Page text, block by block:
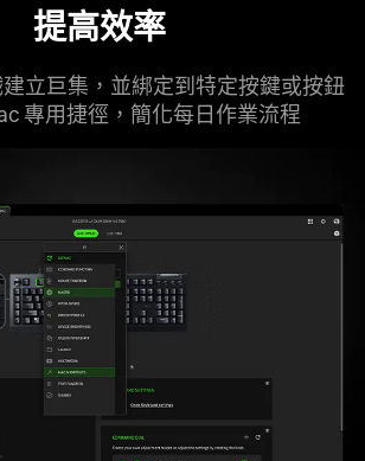
提高效率
立巨集，並綁定到特定按鍵或按鈕
專用捷徑，簡化每日作業流程